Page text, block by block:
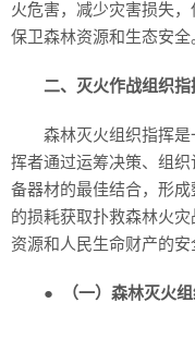
火危害，减少灾害损失，
保卫森林资源和生态安全
二、灭火作战组织
森林灭火组织指挥
挥者通过运筹决策、组
备器材的最佳结合，形
的损耗获取扑救森林火
资源和人民生命财产的安
● （一）森林灭火